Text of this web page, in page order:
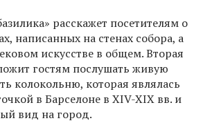
расскажет посетителям о
написанных на стенах собора, а
искусстве в общем. Вторая
гостям послушать живую
колокольню, которая являлась
в Барселоне в XIV-XIX вв. и
вид на город.